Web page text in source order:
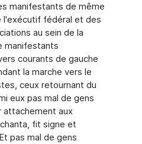
manifestants de même
l'exécutif fédéral et des
au sein de la
manifestants
courants de gauche
la marche vers le
ceux retournant du
eux pas mal de gens
attachement aux
fit signe et
pas mal de gens